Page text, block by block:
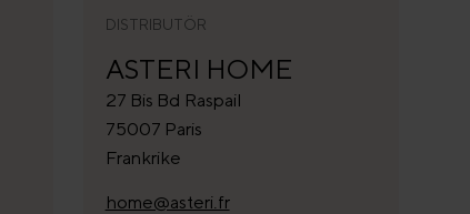
DISTRIBUTÖR
ASTERI HOME
27 Bis Bd Raspail
75007 Paris
Frankrike
home@asteri.fr